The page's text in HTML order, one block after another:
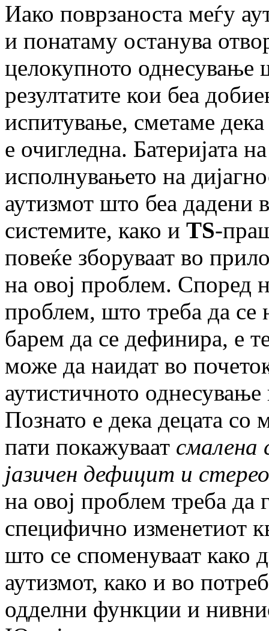
Иако поврзаноста меѓу
и понатаму останува
целокупното однесување
резултатите кои беа
испитување, сметаме
е очигледна. Батеријата
исполнувањето на
аутизмот што беа дадени
системите, како и TS-
повеќе зборуваат во
на овој проблем. Според
проблем, што треба да се
барем да се дефинира, е
може да наидат во
аутистичното однесување
Познато е дека децата со
пати покажуваат смалена
јазичен дефицит и
на овој проблем треба да
специфично изменетиот
што се споменуваат како
аутизмот, како и во
одделни функции и